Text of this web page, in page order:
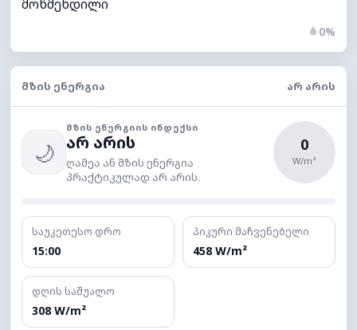
მოწმენდილი
0%
ᲛᲖᲘᲡ ᲔᲜᲔᲠᲒᲘᲐ ᲐᲠ ᲐᲠᲘᲡ
🌙
ᲛᲖᲘᲡ ᲔᲜᲔᲠᲒᲘᲘᲡ ᲘᲜᲓᲔᲥᲡᲘ
არ არის
ღამეა ან მზის ენერგია
პრაქტიკულად არ არის.
0
W/m²
საუკეთესო დრო
15:00
პიკური მაჩვენებელი
458 W/m²
დღის საშუალო
308 W/m²